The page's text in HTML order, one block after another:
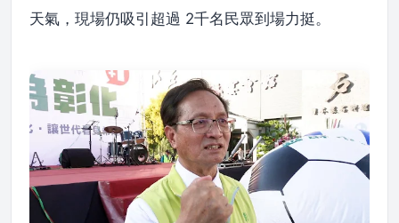
天氣，現場仍吸引超過 2千名民眾到場力挺。